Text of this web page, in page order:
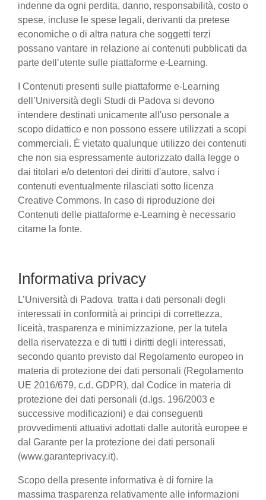
indenne da ogni perdita, danno, responsabilità, costo o
spese, incluse le spese legali, derivanti da pretese
economiche o di altra natura che soggetti terzi
possano vantare in relazione ai contenuti pubblicati da
parte dell’utente sulle piattaforme e-Learning.
I Contenuti presenti sulle piattaforme e-Learning
dell’Università degli Studi di Padova si devono
intendere destinati unicamente all'uso personale a
scopo didattico e non possono essere utilizzati a scopi
commerciali. È vietato qualunque utilizzo dei contenuti
che non sia espressamente autorizzato dalla legge o
dai titolari e/o detentori dei diritti d'autore, salvo i
contenuti eventualmente rilasciati sotto licenza
Creative Commons. In caso di riproduzione dei
Contenuti delle piattaforme e-Learning è necessario
citarne la fonte.
Informativa privacy
L’Università di Padova tratta i dati personali degli
interessati in conformità ai principi di correttezza,
liceità, trasparenza e minimizzazione, per la tutela
della riservatezza e di tutti i diritti degli interessati,
secondo quanto previsto dal Regolamento europeo in
materia di protezione dei dati personali (Regolamento
UE 2016/679, c.d. GDPR), dal Codice in materia di
protezione dei dati personali (d.lgs. 196/2003 e
successive modificazioni) e dai conseguenti
provvedimenti attuativi adottati dalle autorità europee e
dal Garante per la protezione dei dati personali
(www.garanteprivacy.it).
Scopo della presente informativa è di fornire la
massima trasparenza relativamente alle informazioni